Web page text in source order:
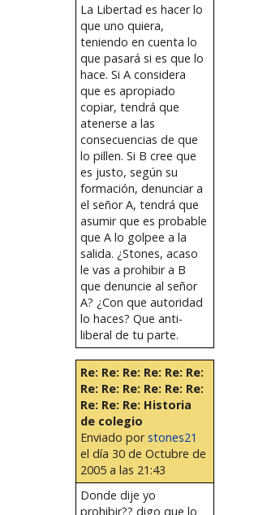
La Libertad es hacer lo
que uno quiera,
teniendo en cuenta lo
que pasará si es que lo
hace. Si A considera
que es apropiado
copiar, tendrá que
atenerse a las
consecuencias de que
lo pillen. Si B cree que
es justo, según su
formación, denunciar a
el señor A, tendrá que
asumir que es probable
que A lo golpee a la
salida. ¿Stones, acaso
le vas a prohibir a B
que denuncie al señor
A? ¿Con que autoridad
lo haces? Que anti-
liberal de tu parte.
Re: Re: Re: Re: Re: Re:
Re: Re: Re: Re: Re: Re:
Re: Re: Re: Historia
de colegio
Enviado porstones21
el día 30 de Octubre de
2005 a las 21:43
Donde dije yo
prohibir?? digo que lo